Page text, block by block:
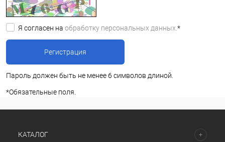
Я согласен на обработку персональных данных. *
Пароль должен быть не менее 6 символов длиной.
*Обязательные поля.
КАТАЛОГ